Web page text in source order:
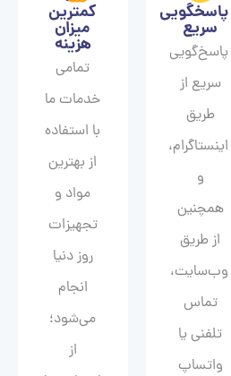
پاسخگویی
سریع
پاسخ‌گویی
سریع از
طریق
اینستاگرام،
و
همچنین
از طریق
وب‌سایت،
تماس
تلفنی یا
واتساپ
کمترین
میزان
هزینه
تمامی
خدمات ما
با استفاده
از بهترین
مواد و
تجهیزات
روز دنیا
انجام
می‌شود؛
از